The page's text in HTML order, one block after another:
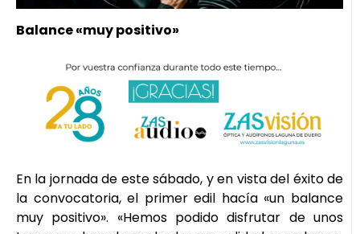
Balance «muy positivo»
En la jornada de este sábado, y en vista del éxito de
la convocatoria, el primer edil hacía «un balance
muy positivo». «Hemos podido disfrutar de unos